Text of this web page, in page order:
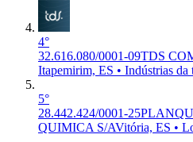
4°
32.616.080/0001-09TDS
Itapemirim, ES • Indústrias da
5°
28.442.424/0001-25
QUIMICA S/AVitória, ES •